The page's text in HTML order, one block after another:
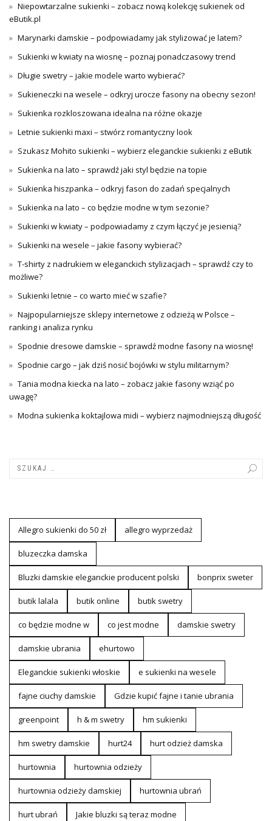
Niepowtarzalne sukienki – zobacz nową kolekcję sukienek od
eButik.pl
Marynarki damskie – podpowiadamy jak stylizować je latem?
Sukienki w kwiaty na wiosnę – poznaj ponadczasowy trend
Długie swetry – jakie modele warto wybierać?
Sukieneczki na wesele – odkryj urocze fasony na obecny sezon!
Sukienka rozkloszowana idealna na różne okazje
Letnie sukienki maxi – stwórz romantyczny look
Szukasz Mohito sukienki – wybierz eleganckie sukienki z eButik
Sukienka na lato – sprawdź jaki styl będzie na topie
Sukienka hiszpanka – odkryj fason do zadań specjalnych
Sukienka na lato – co będzie modne w tym sezonie?
Sukienki w kwiaty – podpowiadamy z czym łączyć je jesienią?
Sukienki na wesele – jakie fasony wybierać?
T-shirty z nadrukiem w eleganckich stylizacjach – sprawdź czy to
możliwe?
Sukienki letnie – co warto mieć w szafie?
Najpopularniejsze sklepy internetowe z odzieżą w Polsce –
ranking i analiza rynku
Spodnie dresowe damskie – sprawdź modne fasony na wiosnę!
Spodnie cargo – jak dziś nosić bojówki w stylu militarnym?
Tania modna kiecka na lato – zobacz jakie fasony wziąć po
uwagę?
Modna sukienka koktajlowa midi – wybierz najmodniejszą długość
Allegro sukienki do 50 zł allegro wyprzedaż
bluzeczka damska
Bluzki damskie eleganckie producent polski bonprix sweter
butik lalala butik online butik swetry
co będzie modne w co jest modne damskie swetry
damskie ubrania ehurtowo
Eleganckie sukienki włoskie e sukienki na wesele
fajne ciuchy damskie Gdzie kupić fajne i tanie ubrania
greenpoint h & m swetry hm sukienki
hm swetry damskie hurt24 hurt odzież damska
hurtownia hurtownia odzieży
hurtownia odzieży damskiej hurtownia ubrań
hurt ubrań Jakie bluzki są teraz modne